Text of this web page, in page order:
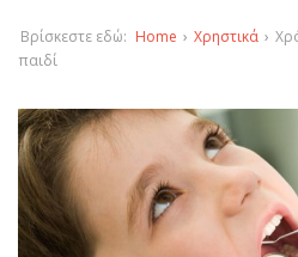
Βρίσκεστε εδώ: Home › Χρηστικά ›
παιδί